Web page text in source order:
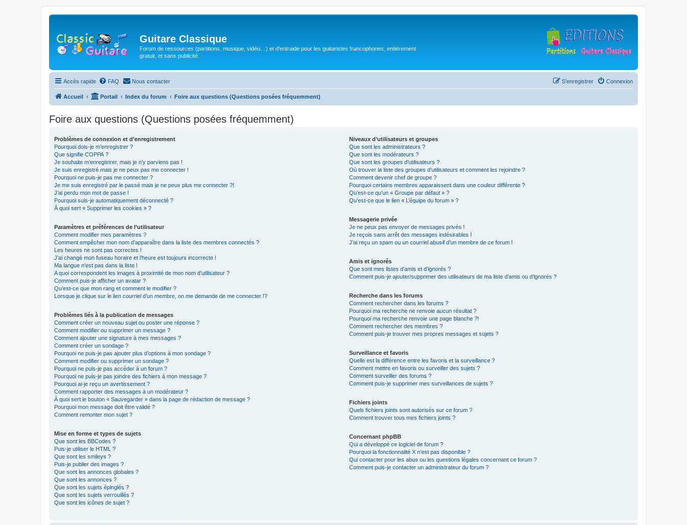
Guitare Classique
Forum de ressources (partitions, musique, vidéo…) et d'entraide pour les guitaristes francophones, entièrement
gratuit, et sans publicité.
Accès rapide FAQ Nous contacter Connexion
S’enregistrer
Accueil Portail Index du forum Foire aux questions (Questions posées fréquemment)
Foire aux questions (Questions posées fréquemment)
Problèmes de connexion et d’enregistrement
Pourquoi dois-je m’enregistrer ?
Que signifie COPPA ?
Je souhaite m’enregistrer, mais je n’y parviens pas !
Je suis enregistré mais je ne peux pas me connecter !
Pourquoi ne puis-je pas me connecter ?
Je me suis enregistré par le passé mais je ne peux plus me connecter ?!
J’ai perdu mon mot de passe !
Pourquoi suis-je automatiquement déconnecté ?
À quoi sert « Supprimer les cookies » ?
Paramètres et préférences de l’utilisateur
Comment modifier mes paramètres ?
Comment empêcher mon nom d’apparaître dans la liste des membres connectés ?
Les heures ne sont pas correctes !
J’ai changé mon fuseau horaire et l’heure est toujours incorrecte !
Ma langue n’est pas dans la liste !
A quoi correspondent les images à proximité de mon nom d’utilisateur ?
Comment puis-je afficher un avatar ?
Qu’est-ce que mon rang et comment le modifier ?
Lorsque je clique sur le lien courrield’un membre, on me demande de me connecter !?
Problèmes liés à la publication de messages
Comment créer un nouveau sujet ou poster une réponse ?
Comment modifier ou supprimer un message ?
Comment ajouter une signature à mes messages ?
Comment créer un sondage ?
Pourquoi ne puis-je pas ajouter plus d’options à mon sondage ?
Comment modifier ou supprimer un sondage ?
Pourquoi ne puis-je pas accéder à un forum ?
Pourquoi ne puis-je pas joindre des fichiers à mon message ?
Pourquoi ai-je reçu un avertissement ?
Comment rapporter des messages à un modérateur ?
À quoi sert le bouton « Sauvegarder » dans la page de rédaction de message ?
Pourquoi mon message doit être validé ?
Comment remonter mon sujet ?
Mise en forme et types de sujets
Que sont les BBCodes ?
Puis-je utiliser le HTML ?
Que sont les smileys ?
Puis-je publier des images ?
Que sont les annonces globales ?
Que sont les annonces ?
Que sont les sujets épinglés ?
Que sont les sujets verrouillés ?
Que sont les icônes de sujet ?
Niveaux d’utilisateurs et groupes
Que sont les administrateurs ?
Que sont les modérateurs ?
Que sont les groupes d’utilisateurs ?
Où trouver la liste des groupes d’utilisateurs et comment les rejoindre ?
Comment devenir chef de groupe ?
Pourquoi certains membres apparaissent dans une couleur différente ?
Qu’est-ce qu’un « Groupe par défaut » ?
Qu’est-ce que le lien « L’équipe du forum » ?
Messagerie privée
Je ne peux pas envoyer de messages privés !
Je reçois sans arrêt des messages indésirables !
J’ai reçu un spam ou un courriel abusif d’un membre de ce forum !
Amis et ignorés
Que sont mes listes d’amis et d’ignorés ?
Comment puis-je ajouter/supprimer des utilisateurs de ma liste d’amis ou d’ignorés ?
Recherche dans les forums
Comment rechercher dans les forums ?
Pourquoi ma recherche ne renvoie aucun résultat ?
Pourquoi ma recherche renvoie une page blanche ?!
Comment rechercher des membres ?
Comment puis-je trouver mes propres messages et sujets ?
Surveillance et favoris
Quelle est la différence entre les favoris et la surveillance ?
Comment mettre en favoris ou surveiller des sujets ?
Comment surveiller des forums ?
Comment puis-je supprimer mes surveillances de sujets ?
Fichiers joints
Quels fichiers joints sont autorisés sur ce forum ?
Comment trouver tous mes fichiers joints ?
Concernant phpBB
Qui a développé ce logiciel de forum ?
Pourquoi la fonctionnalité X n’est pas disponible ?
Qui contacter pour les abus ou les questions légales concernant ce forum ?
Comment puis-je contacter un administrateur du forum ?